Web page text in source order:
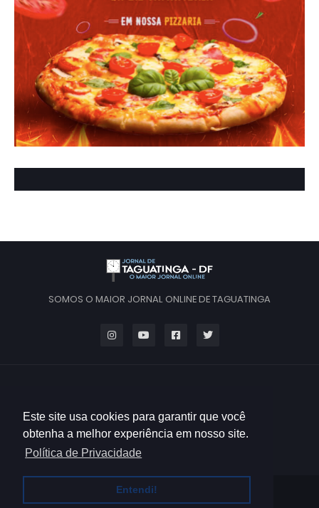
Este site usa cookies para garantir que você
obtenha a melhor experiência em nosso site.
Política de Privacidade
Entendi!
SOMOS O MAIOR JORNAL ONLINE DE TAGUATINGA
HOME QUEM SOMOS CONTATO